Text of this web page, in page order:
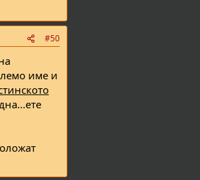
#50
име и